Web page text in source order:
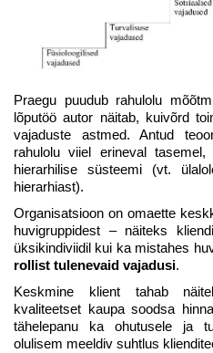
Praegu puudub rahulolu
lõputöö autor näitab, kuivõrd
vajaduste astmed. Antud
rahulolu viiel erineval
hierarhilise süsteemi (vt.
hierarhiast).
Organisatsioon on omaette
huvigruppidest – näiteks
üksikindiviidil kui ka mistahes
rollist tulenevaid vajadusi.
Keskmine klient tahab
kvaliteetset kaupa soodsa
tähelepanu ka ohutusele ja
olulisem meeldiv suhtlus